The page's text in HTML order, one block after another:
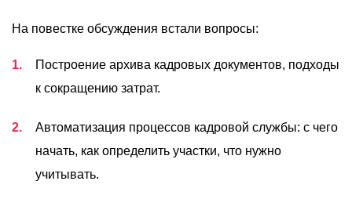
Заказать звонок
На повестке обсуждения встали вопросы:
Построение архива кадровых документов, подходы
к сокращению затрат.
Автоматизация процессов кадровой службы: с чего
начать, как определить участки, что нужно
учитывать.